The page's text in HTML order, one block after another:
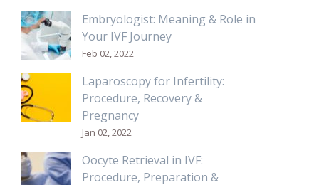
Embryologist: Meaning & Role in
Your IVF Journey
Feb 02, 2022
Laparoscopy for Infertility:
Procedure, Recovery &
Pregnancy
Jan 02, 2022
Oocyte Retrieval in IVF:
Procedure, Preparation &